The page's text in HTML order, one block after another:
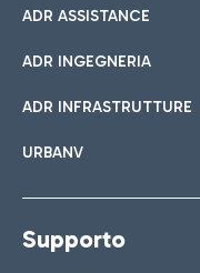
ADR ASSISTANCE
ADR INGEGNERIA
ADR INFRASTRUTTURE
URBANV
Supporto